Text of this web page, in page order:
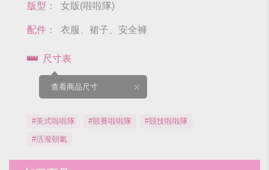
版型： 女版(啦啦隊)
配件： 衣服、裙子、安全褲
尺寸表
查看商品尺寸
#美式啦啦隊 #競賽啦啦隊
#競技啦啦隊
#活潑朝氣